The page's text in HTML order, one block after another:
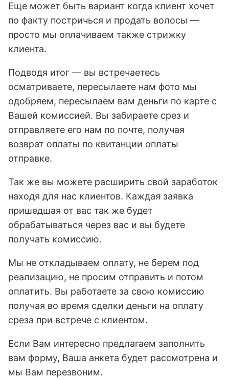
Еще может быть вариант когда клиент хочет
по факту постричься и продать волосы —
просто мы оплачиваем также стрижку
клиента.
Подводя итог — вы встречаетесь
осматриваете, пересылаете нам фото мы
одобряем, пересылаем вам деньги по карте с
Вашей комиссией. Вы забираете срез и
отправляете его нам по почте, получая
возврат оплаты по квитанции оплаты
отправке.
Так же вы можете расширить свой заработок
находя для нас клиентов. Каждая заявка
пришедшая от вас так же будет
обрабатываться через вас и вы будете
получать комиссию.
Мы не откладываем оплату, не берем под
реализацию, не просим отправить и потом
оплатить. Вы работаете за свою комиссию
получая во время сделки деньги на оплату
среза при встрече с клиентом.
Если Вам интересно предлагаем заполнить
вам форму, Ваша анкета будет рассмотрена и
мы Вам перезвоним.